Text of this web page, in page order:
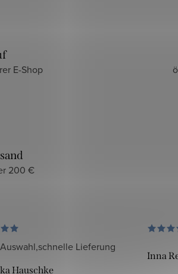
E-Shop
200 €
Lieferung
Hauschke
Inna